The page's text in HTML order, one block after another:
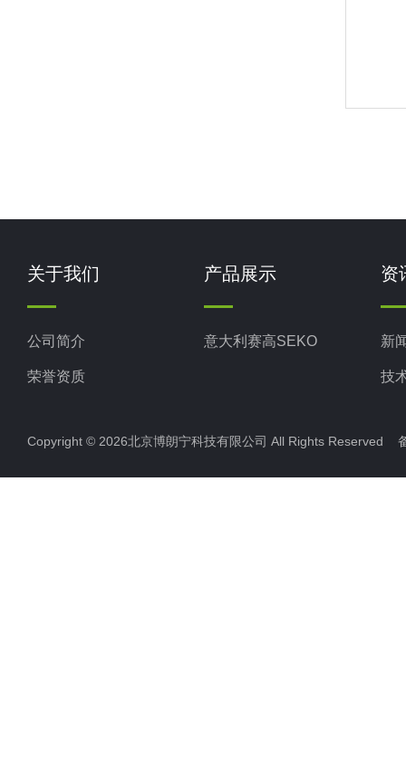
关于我们
公司简介
荣誉资质
产品展示
意大利赛高SEKO
资
新
技
Copyright © 2026北京博朗宁科技有限公司 All Rights Reserved